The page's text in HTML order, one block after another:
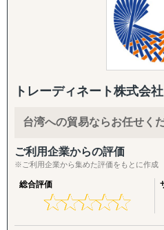
【よくご相談いただく内容】
「どの国・地域に参入すべきか
「進出に踏み切れる客観的デー
「海外進出がはじめてだから
「市場規模や成長性を正確に把
「公開情報が少ないニッチな
い」
「現地の消費者ニーズや嗜好が
「競合他社の動向や市場内で
らない」
岡本社・東京オフィスに加え
人、オレゴンとLAに物流・在
立案と米国現地での実行を、
なぐ体制を強みとしています。
年間約50社、累計100社以上の
援。食品・日用品・キッチン
用品・機械部品・化粧品など
ます。「英語ができない」「
最初の一歩から、本格的な売
してご相談いただけます。
【こんなお悩みをお持ちの企業
・海外展開に興味はあるが、
て」売るかの方向性が定まっ
トレーディネート株式会社
台湾への貿易ならお任せく
ご利用企業からの評価
※ご利用企業から集めた評価をもとに作成
総合評価
★★★★★
★★★★★